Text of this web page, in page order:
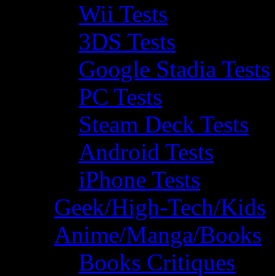
Wii Tests
3DS Tests
Google Stadia Tests
PC Tests
Steam Deck Tests
Android Tests
iPhone Tests
Geek/High-Tech/Kids
Anime/Manga/Books
Books Critiques